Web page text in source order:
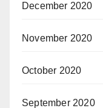
December 2020
November 2020
October 2020
September 2020